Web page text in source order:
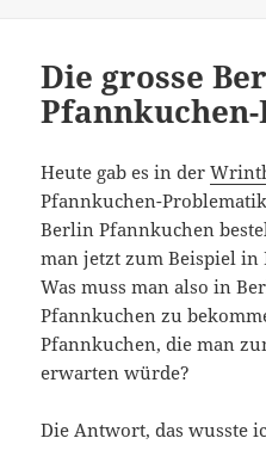
Die grosse
Heute gab es in der
Pfannkuchen-
Berlin Pfannkuchen
man jetzt zum Beispiel
Was muss man also in
Pfannkuchen zu
Pfannkuchen, die man
erwarten würde?
Die Antwort, das wusste